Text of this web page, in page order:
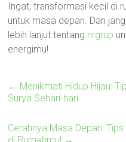
Ingat, transformasi kecil di
untuk masa depan. Dan
lebih lanjut tentang nrgrup
energimu!
← Menikmati Hidup Hijau:
Surya Sehari-hari
Cerahnya Masa Depan: